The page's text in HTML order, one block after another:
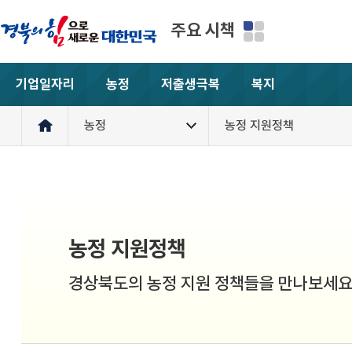
주요 시책
기업일자리 농정 저출생극복 복지
농정 농정 지원정책
농정 지원정책
경상북도의 농정 지원 정책들을 만나보세